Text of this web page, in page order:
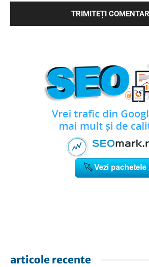
articole recente